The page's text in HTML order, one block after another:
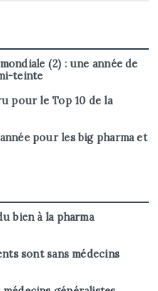
(2) : une année de
teinte
pour le Top 10 de la
pour les big pharma et
bien à la pharma
sont sans médecins